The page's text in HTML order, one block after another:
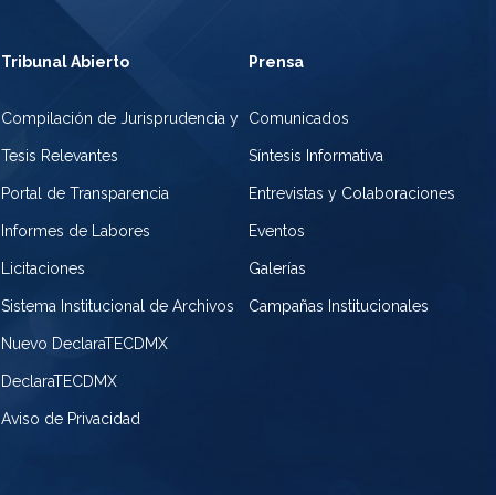
Tribunal Abierto
Compilación de Jurisprudencia y
Tesis Relevantes
Portal de Transparencia
Informes de Labores
Licitaciones
Sistema Institucional de Archivos
Nuevo DeclaraTECDMX
DeclaraTECDMX
Aviso de Privacidad
Prensa
Comunicados
Síntesis Informativa
Entrevistas y Colaboraciones
Eventos
Galerías
Campañas Institucionales